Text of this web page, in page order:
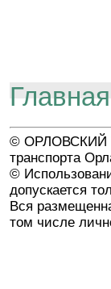
Главная
© ОРЛОВСКИЙ
транспорта
©
допускается
Вся
том числе